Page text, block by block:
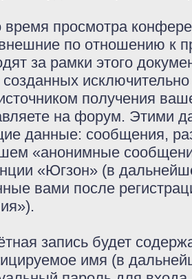
время просмотра
по отношению к
за рамки этого
созданных
получения
на форум. Этими
данные: сообщения,
«анонимные
«Югзон» (в
вами после
запись будет
имя (в